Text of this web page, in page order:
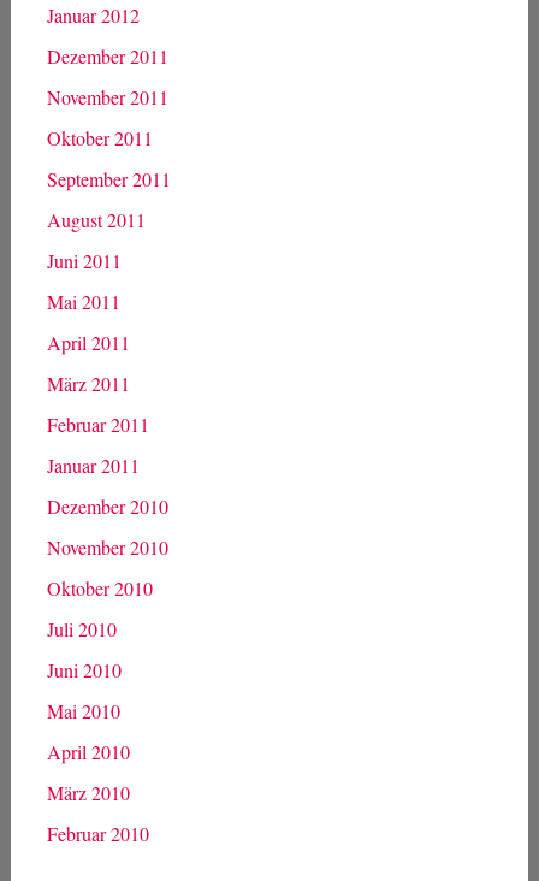
Januar 2012
Dezember 2011
November 2011
Oktober 2011
September 2011
August 2011
Juni 2011
Mai 2011
April 2011
März 2011
Februar 2011
Januar 2011
Dezember 2010
November 2010
Oktober 2010
Juli 2010
Juni 2010
Mai 2010
April 2010
März 2010
Februar 2010